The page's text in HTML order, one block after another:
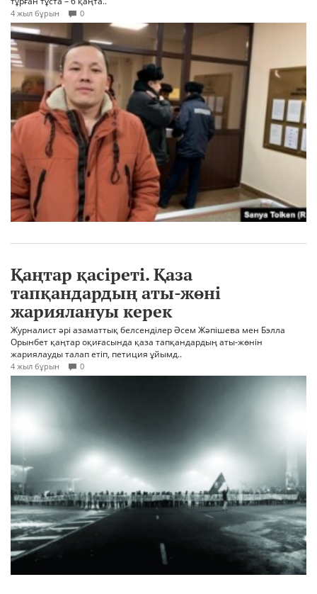
4 жыл бұрын 0
Қаңтар қасіреті. Қаза
тапқандардың аты-жөні
жариялануы керек
Журналист әрі азаматтық белсенділер Әсем Жәпішева мен Бэлла
Орынбет қаңтар оқиғасында қаза тапқандардың аты-жөнін
жариялауды талап етіп, петиция ұйымд..
4 жыл бұрын 0